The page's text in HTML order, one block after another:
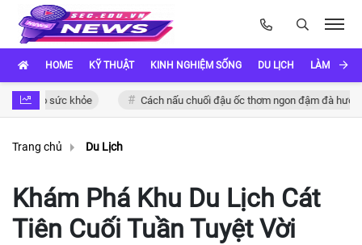
HOME KỸ THUẬT KINH NGHIỆM SỐNG DU LỊCH LÀM ĐẸP
cho sức khỏe Cách nấu chuối đậu ốc thơm ngon đậm đà hương vị
Trang chủ Du Lịch
Khám Phá Khu Du Lịch Cát
Tiên Cuối Tuần Tuyệt Vời